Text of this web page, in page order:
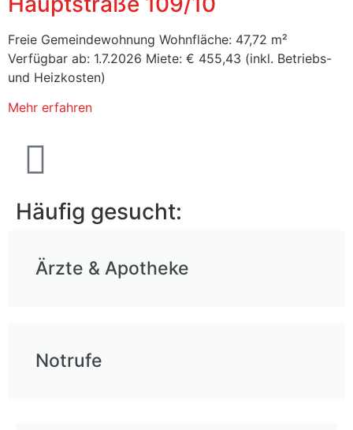
Freie Gemeindewohnung Wohnfläche: 47,72 m²
Verfügbar ab: 1.7.2026 Miete: € 455,43 (inkl. Betriebs-
und Heizkosten)
Mehr erfahren
Häufig gesucht:
Ärzte & Apotheke
Notrufe